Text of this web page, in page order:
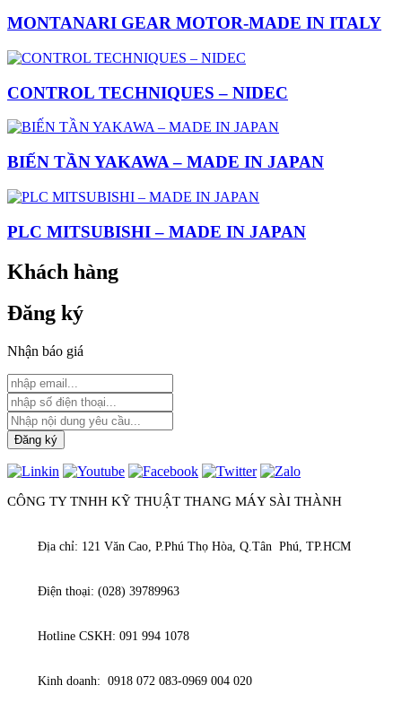
MONTANARI GEAR MOTOR-MADE IN ITALY
CONTROL TECHNIQUES – NIDEC
BIẾN TẦN YAKAWA – MADE IN JAPAN
PLC MITSUBISHI – MADE IN JAPAN
Khách hàng
Đăng ký
Nhận báo giá
CÔNG TY TNHH KỸ THUẬT THANG MÁY SÀI THÀNH
Địa chỉ: 121 Văn Cao, P.Phú Thọ Hòa, Q.Tân Phú, TP.HCM
Điện thoại: (028) 39789963
Hotline CSKH: 091 994 1078
Kinh doanh: 0918 072 083-0969 004 020